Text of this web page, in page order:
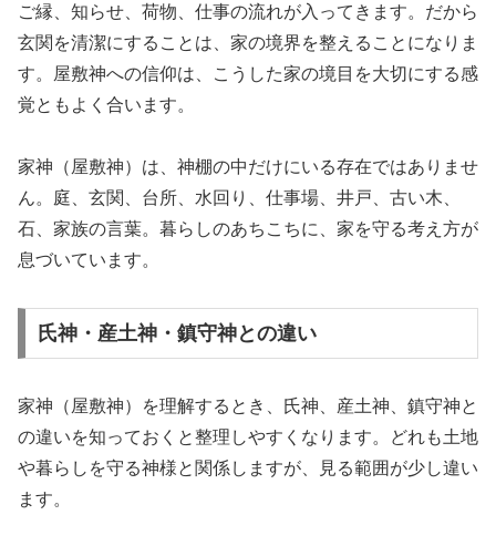
ご縁、知らせ、荷物、仕事の流れが入ってきます。だから
玄関を清潔にすることは、家の境界を整えることになりま
す。屋敷神への信仰は、こうした家の境目を大切にする感
覚ともよく合います。
家神（屋敷神）は、神棚の中だけにいる存在ではありませ
ん。庭、玄関、台所、水回り、仕事場、井戸、古い木、
石、家族の言葉。暮らしのあちこちに、家を守る考え方が
息づいています。
氏神・産土神・鎮守神との違い
家神（屋敷神）を理解するとき、氏神、産土神、鎮守神と
の違いを知っておくと整理しやすくなります。どれも土地
や暮らしを守る神様と関係しますが、見る範囲が少し違い
ます。